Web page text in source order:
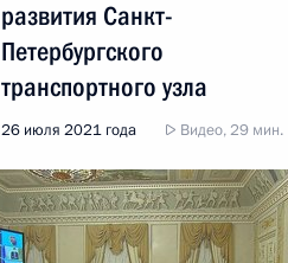
развития Санкт-
Петербургского
транспортного узла
26 июля 2021 года Видео, 29 мин.